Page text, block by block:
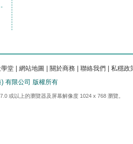
堂 網站地圖 關於商務 聯絡我們
私穩政
有限公司 版權所有
或以上的瀏覽器及屏幕解像度 1024 x 768 瀏覽。